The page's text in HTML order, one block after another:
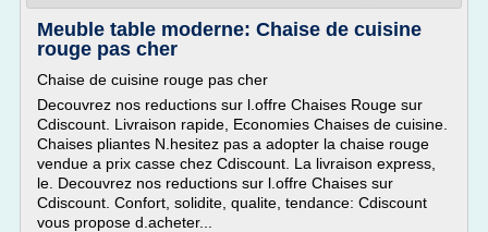
Meuble table moderne: Chaise de cuisine
rouge pas cher
Chaise de cuisine rouge pas cher
Decouvrez nos reductions sur l.offre Chaises Rouge sur
Cdiscount. Livraison rapide, Economies Chaises de cuisine.
Chaises pliantes N.hesitez pas a adopter la chaise rouge
vendue a prix casse chez Cdiscount. La livraison express,
le. Decouvrez nos reductions sur l.offre Chaises sur
Cdiscount. Confort, solidite, qualite, tendance: Cdiscount
vous propose d.acheter...